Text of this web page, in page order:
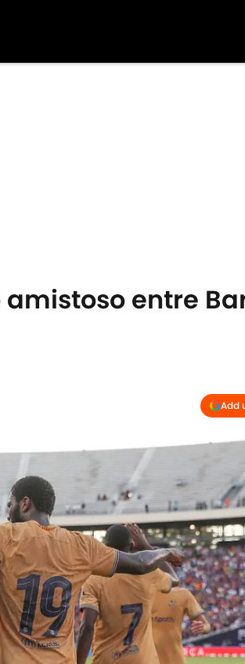
entre
Add